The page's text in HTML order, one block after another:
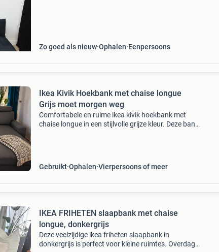
Zo goed als nieuw Ophalen Eenpersoons
Ikea Kivik Hoekbank met chaise longue
Grijs moet morgen weg
Comfortabele en ruime ikea kivik hoekbank met
chaise longue in een stijlvolle grijze kleur. Deze bank
Gebruikt Ophalen Vierpersoons of meer
IKEA FRIHETEN slaapbank met chaise
longue, donkergrijs
Deze veelzijdige ikea friheten slaapbank in
donkergrijs is perfect voor kleine ruimtes. Overdag